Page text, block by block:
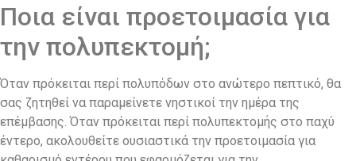
Ποια είναι προετοιμασία για
την πολυπεκτομή;
Όταν πρόκειται περί πολυπόδων στο ανώτερο πεπτικό, θα
σας ζητηθεί να παραμείνετε νηστικοί την ημέρα της
επέμβασης. Όταν πρόκειται περί πολυπεκτομής στο παχύ
έντερο, ακολουθείτε ουσιαστικά την προετοιμασία για